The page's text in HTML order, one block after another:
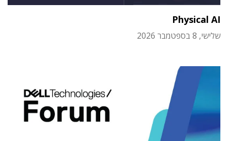
Physical AI
שלישי, 8 בספטמבר 2026